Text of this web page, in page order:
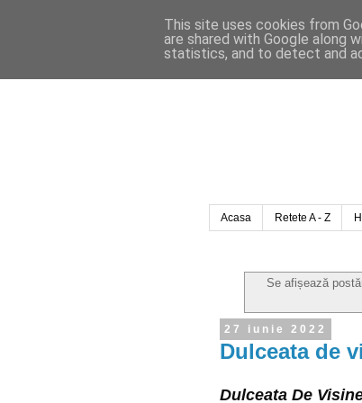
Acasa Retete A - Z
Se afișează
27 iunie 2022
Dulceata de
Dulceata De
This site uses cookies from
are shared with Google along
statistics, and to detect and